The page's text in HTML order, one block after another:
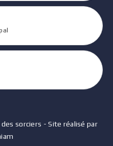
sorciers - Site réalisé par